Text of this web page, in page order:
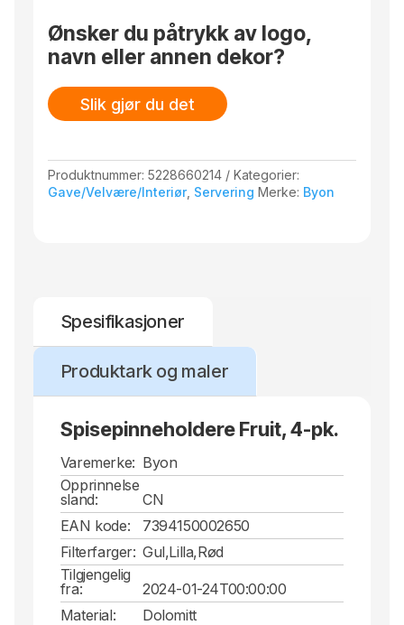
Ønsker du påtrykk av logo,
navn eller annen dekor?
Slik gjør du det
Produktnummer:5228660214
Kategorier:
Gave/Velvære/Interiør, Servering Merke: Byon
Spesifikasjoner
Produktark og maler
Spisepinneholdere Fruit, 4-pk.
Varemerke: Byon
Opprinnelse
sland:
CN
EAN kode:
7394150002650
Filterfarger: Gul,Lilla,Rød
Tilgjengelig
fra:
2024-01-24T00:00:00
Material:
Dolomitt